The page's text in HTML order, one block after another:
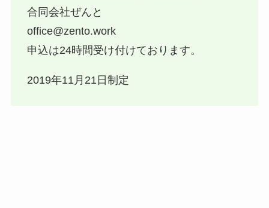
合同会社ぜんと
office@zento.work
申込は24時間受け付けております。
2019年11月21日制定